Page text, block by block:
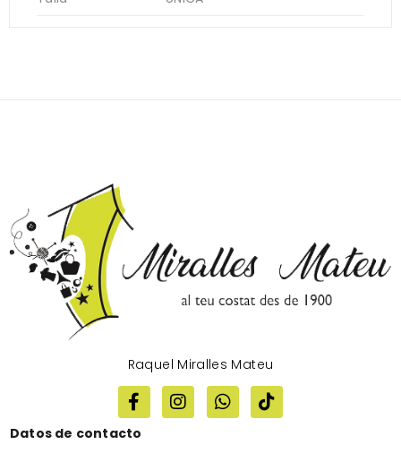
Raquel Miralles Mateu
Datos de contacto